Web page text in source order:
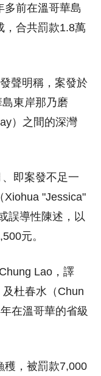
多前在溫哥華島
，合共罰款1.8萬
聲明稱，案發於
東岸那乃磨
）之間的深灣
即案發不足一
Xiohua "Jessica"
誤導性陳述，以
元。
Lao，譯
杜春水（Chun
在溫哥華的省級
穫，被罰款7,000